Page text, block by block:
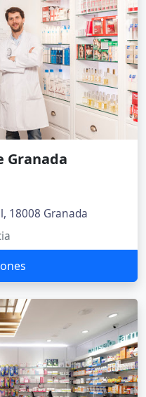
Granada
18008 Granada